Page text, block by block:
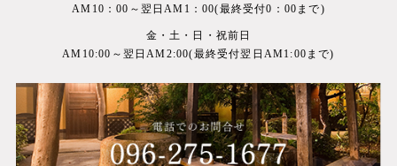
AM10：00～翌日AM1：00(最終受付0：00まで)
金・土・日・祝前日
AM10:00～翌日AM2:00(最終受付翌日AM1:00まで)